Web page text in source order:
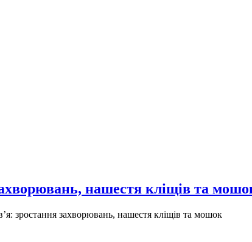
нашестя кліщів та
зростання захворювань, нашестя кліщів та мошок